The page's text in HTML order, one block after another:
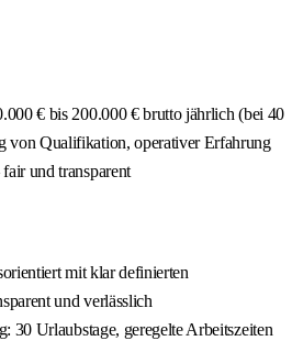
€ bis 200.000 € brutto jährlich (bei 40
von Qualifikation, operativer Erfahrung
und transparent
mit klar definierten
und verlässlich
30 Urlaubstage, geregelte Arbeitszeiten